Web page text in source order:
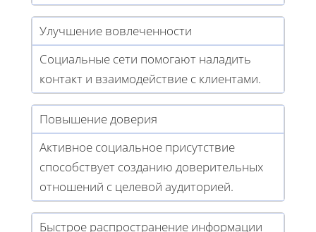
Улучшение вовлеченности
Социальные сети помогают наладить
контакт и взаимодействие с клиентами.
Повышение доверия
Активное социальное присутствие
способствует созданию доверительных
отношений с целевой аудиторией.
Быстрое распространение информации